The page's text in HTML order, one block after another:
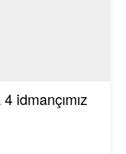
idmançımız